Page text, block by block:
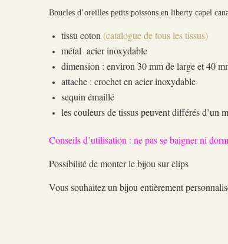
Boucles d’oreilles petits poissons en liberty capel
tissu coton (catalogue de tous les tissus)
métal acier inoxydable
dimension : environ 30 mm de large et 40
attache : crochet en acier inoxydable
sequin émaillé
les couleurs de tissus peuvent différés d’un
Conseils d’utilisation : ne pas se baigner ni
Possibilité de monter le bijou sur clips
Vous souhaitez un bijou entièrement